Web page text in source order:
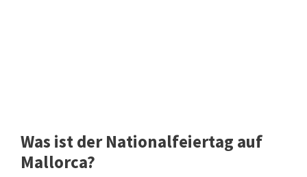
Was ist der Nationalfeiertag auf
Mallorca?